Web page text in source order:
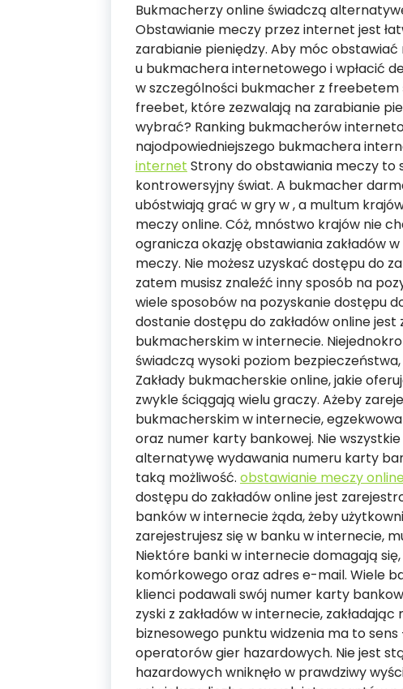
Bukmacherzy online świadczą
Obstawianie meczy przez internet jest
zarabianie pieniędzy. Aby móc
u bukmachera internetowego i wpłacić
w szczególności bukmacher z
freebet, które zezwalają na zarabianie
wybrać? Ranking bukmacherów
najodpowiedniejszego bukmachera
internet Strony do obstawiania meczy to
kontrowersyjny świat. A bukmacher
ubóstwiają grać w gry w , a multum
meczy online. Cóż, mnóstwo krajów nie
ogranicza okazję obstawiania zakładów
meczy. Nie możesz uzyskać dostępu do
zatem musisz znaleźć inny sposób na
wiele sposobów na pozyskanie dostępu
dostanie dostępu do zakładów online jest
bukmacherskim w internecie.
świadczą wysoki poziom
Zakłady bukmacherskie online, jakie
zwykle ściągają wielu graczy. Ażeby
bukmacherskim w internecie,
oraz numer karty bankowej. Nie
alternatywę wydawania numeru karty
taką możliwość. obstawianie meczy
dostępu do zakładów online jest
banków w internecie żąda, żeby
zarejestrujesz się w banku w internecie,
Niektóre banki w internecie domagają
komórkowego oraz adres e-mail. Wiele
klienci podawali swój numer karty
zyski z zakładów w internecie,
biznesowego punktu widzenia ma to
operatorów gier hazardowych. Nie jest
hazardowych wniknęło w prawdziwy